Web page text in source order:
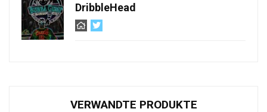
DribbleHead
VERWANDTE PRODUKTE